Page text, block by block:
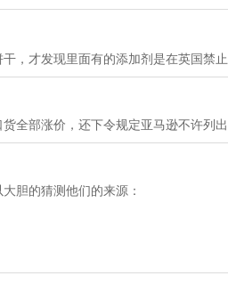
，才发现里面有的添加剂是在英国禁
全部涨价，还下令规定亚马逊不许列
胆的猜测他们的来源：